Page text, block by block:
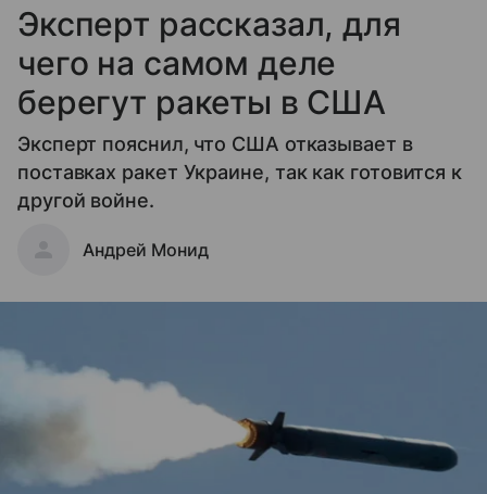
Эксперт рассказал, для
чего на самом деле
берегут ракеты в США
Эксперт пояснил, что США отказывает в
поставках ракет Украине, так как готовится к
другой войне.
Андрей Монид